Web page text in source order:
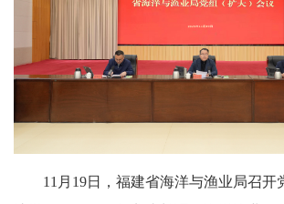
11月19日，福建省海洋与渔业局召开